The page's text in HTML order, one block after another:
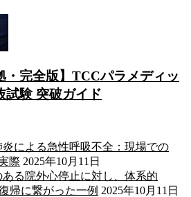
・完全版】TCCパラメディッ
試験 突破ガイド
による急性呼吸不全：現場での
際 2025年10月11日
る院外心停止に対し、体系的
帰に繋がった一例 2025年10月11日